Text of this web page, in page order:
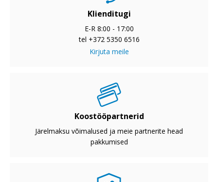
Klienditugi
E-R 8:00 - 17:00
tel +372 5350 6516
Kirjuta meile
Koostööpartnerid
Järelmaksu võimalused ja meie partnerite head
pakkumised